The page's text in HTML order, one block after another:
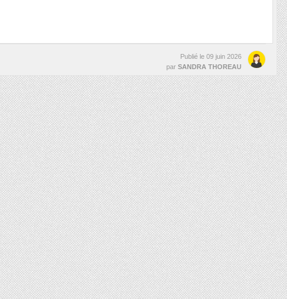
Publié le 09 juin 2026
par SANDRA THOREAU